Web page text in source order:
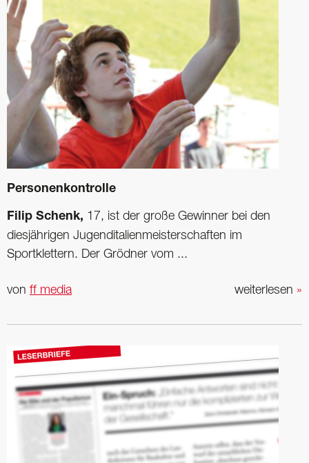
Personenkontrolle
Filip Schenk, 17, ist der große Gewinner bei den
diesjährigen Jugenditalienmeisterschaften im
Sportklettern. Der Grödner vom ...
weiterlesen »
von ff media